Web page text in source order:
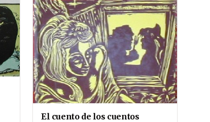
El cuento de los cuentos